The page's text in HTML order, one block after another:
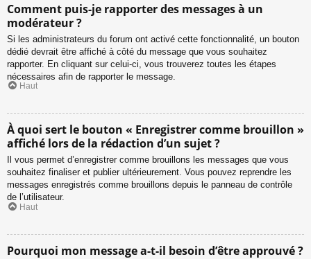
Comment puis-je rapporter des messages à un
modérateur ?
Si les administrateurs du forum ont activé cette fonctionnalité, un bouton
dédié devrait être affiché à côté du message que vous souhaitez
rapporter. En cliquant sur celui-ci, vous trouverez toutes les étapes
nécessaires afin de rapporter le message.
Haut
À quoi sert le bouton « Enregistrer comme brouillon »
affiché lors de la rédaction d’un sujet ?
Il vous permet d’enregistrer comme brouillons les messages que vous
souhaitez finaliser et publier ultérieurement. Vous pouvez reprendre les
messages enregistrés comme brouillons depuis le panneau de contrôle
de l’utilisateur.
Haut
Pourquoi mon message a-t-il besoin d’être approuvé ?